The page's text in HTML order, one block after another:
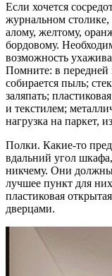
Если хочется
журнальном столике,
алому, желтому,
бордовому.
возможность
Помните: в передней
собирается пыль;
заляпать;
и текстилем;
нагрузка на паркет,
Полки. Какие-то
вдальний угол
никчему. Они должны
лучшее пункт для
пластиковая
дверцами.